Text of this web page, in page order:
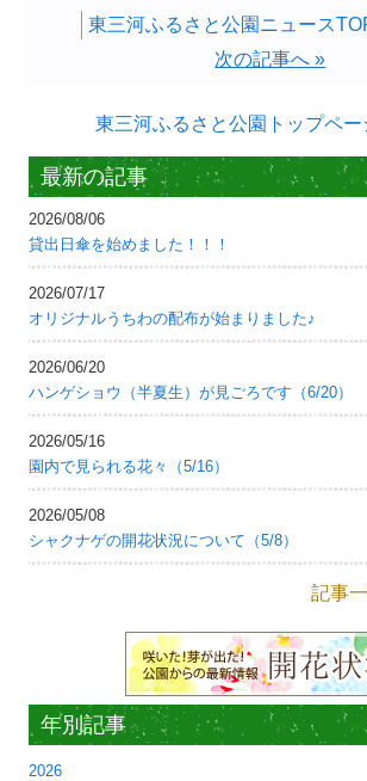
東三河ふるさと公園ニュース
次の記事へ »
東三河ふるさと公園トップペー
最新の記事
2026/08/06
貸出日傘を始めました！！！
2026/07/17
オリジナルうちわの配布が始まりました♪
2026/06/20
ハンゲショウ（半夏生）が見ごろです（6/20）
2026/05/16
園内で見られる花々（5/16）
2026/05/08
シャクナゲの開花状況について（5/8）
記事
年別記事
2026